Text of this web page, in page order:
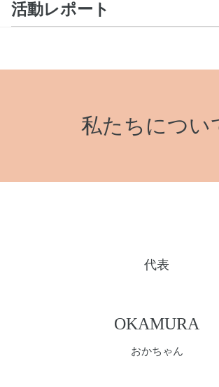
活動レポート
私たちについ
代表
OKAMURA
おかちゃん